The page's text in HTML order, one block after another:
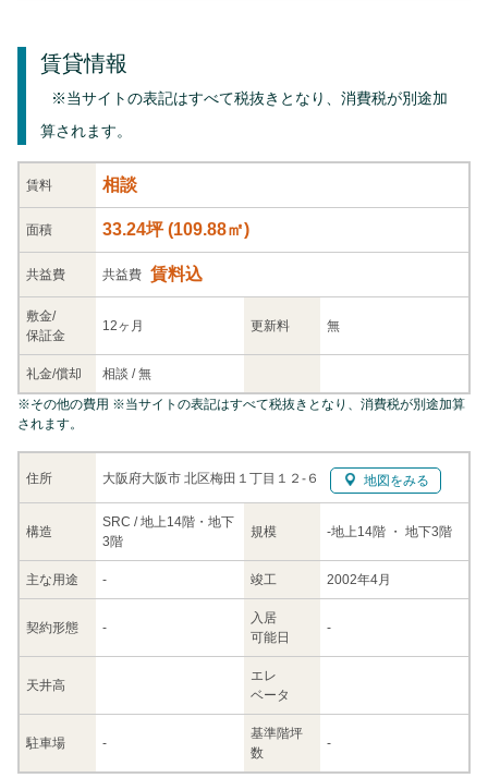
賃貸情報
※当サイトの表記はすべて税抜きとなり、消費税が別途加
算されます。
賃料 相談
面積 33.24坪(109.88㎡)
共益費 共益費 賃料込
敷金/
保証金
12ヶ月 更新料 無
礼金/償却 相談 /無
住所 大阪府大阪市 北区梅田１丁目１２-６ 地図をみる
構造
SRC / 地上14階・地下
3階
規模 -地上14階 ・ 地下3階
主な用途 - 竣工 2002年4月
契約形態 -
入居
可能日
-
天井高
エレ
ベータ
駐車場 -
基準階坪
数
-
※その他の費用 ※当サイトの表記はすべて税抜きとなり、消費税が別途加算
されます。